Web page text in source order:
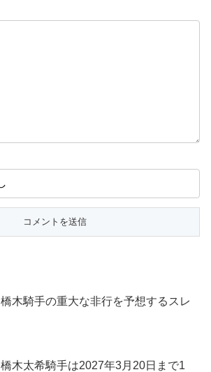
橋木騎手の重大な非行を予想するスレ
橋木太希騎手は2027年3月20日まで1